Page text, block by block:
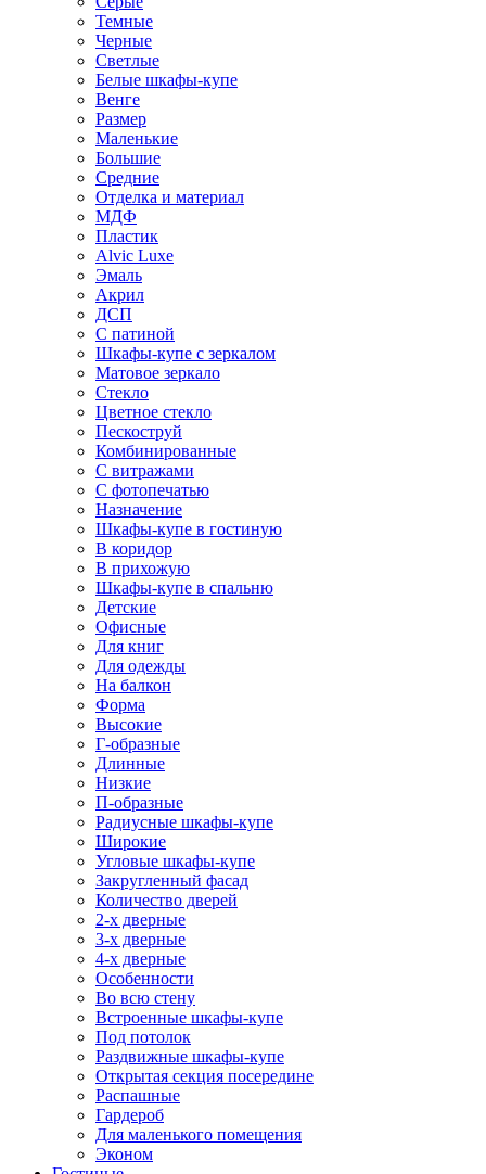
Темные
Черные
Светлые
Белые шкафы-купе
Венге
Размер
Маленькие
Большие
Средние
Отделка и материал
МДФ
Пластик
Alvic Luxe
Эмаль
Акрил
ДСП
С патиной
Шкафы-купе с зеркалом
Матовое зеркало
Стекло
Цветное стекло
Пескоструй
Комбинированные
С витражами
С фотопечатью
Назначение
Шкафы-купе в гостиную
В коридор
В прихожую
Шкафы-купе в спальню
Детские
Офисные
Для книг
Для одежды
На балкон
Форма
Высокие
Г-образные
Длинные
Низкие
П-образные
Радиусные шкафы-купе
Широкие
Угловые шкафы-купе
Закругленный фасад
Количество дверей
2-х дверные
3-х дверные
4-х дверные
Особенности
Во всю стену
Встроенные шкафы-купе
Под потолок
Раздвижные шкафы-купе
Открытая секция посередине
Распашные
Гардероб
Для маленького помещения
Эконом